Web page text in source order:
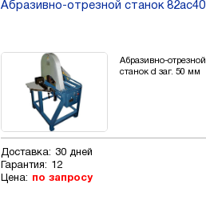
Абразивно-отрезной станок 82ас40
Абразивно-отрезной
станок d заг. 50 мм
Доставка: 30 дней
Гарантия: 12
Цена: по запросу